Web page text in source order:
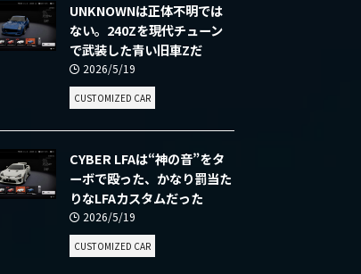
UNKNOWNは正体不明では
ない。240Zを現代チューン
で武装した青い旧車Zだ
2026/5/19
CUSTOMIZED CAR
CYBER LFAは“神の音”をタ
ーボで殴った、かなり罰当た
りなLFAカスタムだった
2026/5/19
CUSTOMIZED CAR